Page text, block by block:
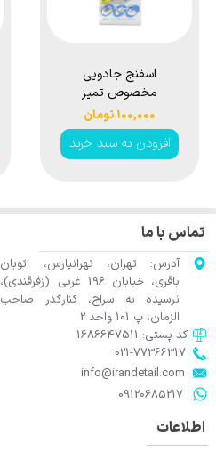
اسفنج جادویی
مخصوص تمیز
کردن خودرو مدل
Clean Vang
Magic Sponge
۱۰۰,۰۰۰ تومان
افزودن به سبد خرید
تماس با ما
آدرس: تهران، تهرانپارس، اتوبان
باقری، خیابان 196 غربی (زفرقندی)،
نرسیده به سراج، کنارگذر صاحب
الزمان، پ 101 واحد 2
​​​​​​​info@irandetail.com
021-77366317​​​​​​​​​​​​​​​​​​​​​
​​​​​​​09120685217​​​​​​​
کد پستی: 1686647511
اطلاعات